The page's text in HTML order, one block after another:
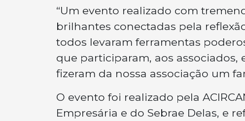
“Um evento realizado com
brilhantes conectadas pela
todos levaram ferramentas
que participaram, aos
fizeram da nossa associação um
O evento foi realizado pela
Empresária e do Sebrae Delas, e